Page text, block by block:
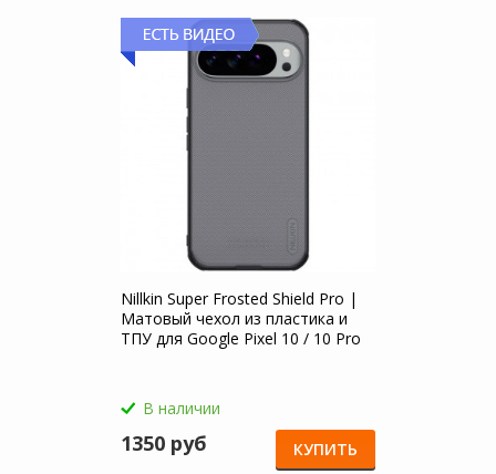
Nillkin Super Frosted Shield Pro |
Матовый чехол из пластика и
ТПУ для Google Pixel 10 / 10 Pro
В наличии
1350 руб КУПИТЬ